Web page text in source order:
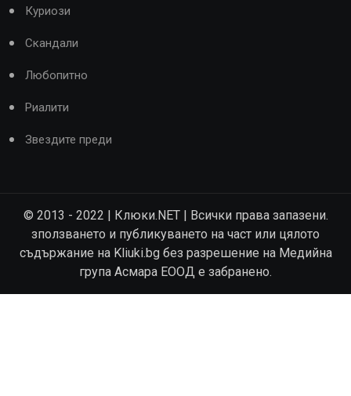
Куриози
Скандали
Любопитно
Риалити
Звездите преди
© 2013 - 2022 | Клюки.NET | Всички права запазени.
зползването и публикуването на част или цялото
съдържание на Kliuki.bg без разрешение на Медийна
група Асмара ЕООД е забранено.